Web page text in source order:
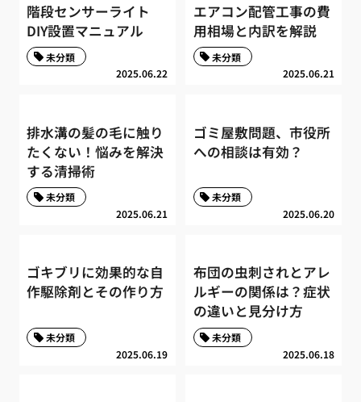
階段センサーライト
DIY設置マニュアル
2025.06.22
未分類
エアコン配管工事の費
用相場と内訳を解説
2025.06.21
未分類
排水溝の髪の毛に触り
たくない！悩みを解決
する清掃術
2025.06.21
未分類
ゴミ屋敷問題、市役所
への相談は有効？
2025.06.20
未分類
ゴキブリに効果的な自
作駆除剤とその作り方
2025.06.19
未分類
布団の虫刺されとアレ
ルギーの関係は？症状
の違いと見分け方
2025.06.18
未分類